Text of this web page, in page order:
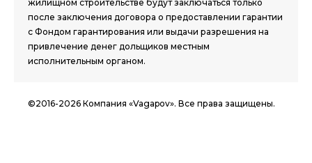
жилищном строительстве будут заключаться только
после заключения договора о предоставлении гарантии
с Фондом гарантирования или выдачи разрешения на
привлечение денег дольщиков местным
исполнительным органом.
©2016-2026 Компания «Vagapov». Все права защищены.